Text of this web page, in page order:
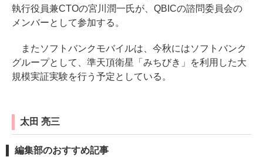
執行役員兼CTOの宮川潤一氏が、QBICの諮問委員会の
メンバーとして参加する。
またソフトバンクモバイルは、今秋にはソフトバンク
グループとして、準天頂衛星「みちびき」を利用した大
規模実証実験を行う予定としている。
太田 亮三
編集部のおすすめ記事